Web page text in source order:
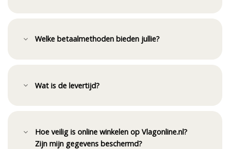
Welke betaalmethoden bieden jullie?
Wat is de levertijd?
Hoe veilig is online winkelen op Vlagonline.nl?
Zijn mijn gegevens beschermd?